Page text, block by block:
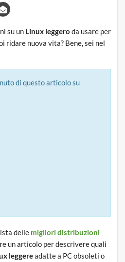
su un Linux leggero da usare per
ridare nuova vita? Bene, sei nel
di questo articolo su
delle migliori distribuzioni
un articolo per descrivere quali
leggereadatte a PC obsoleti o